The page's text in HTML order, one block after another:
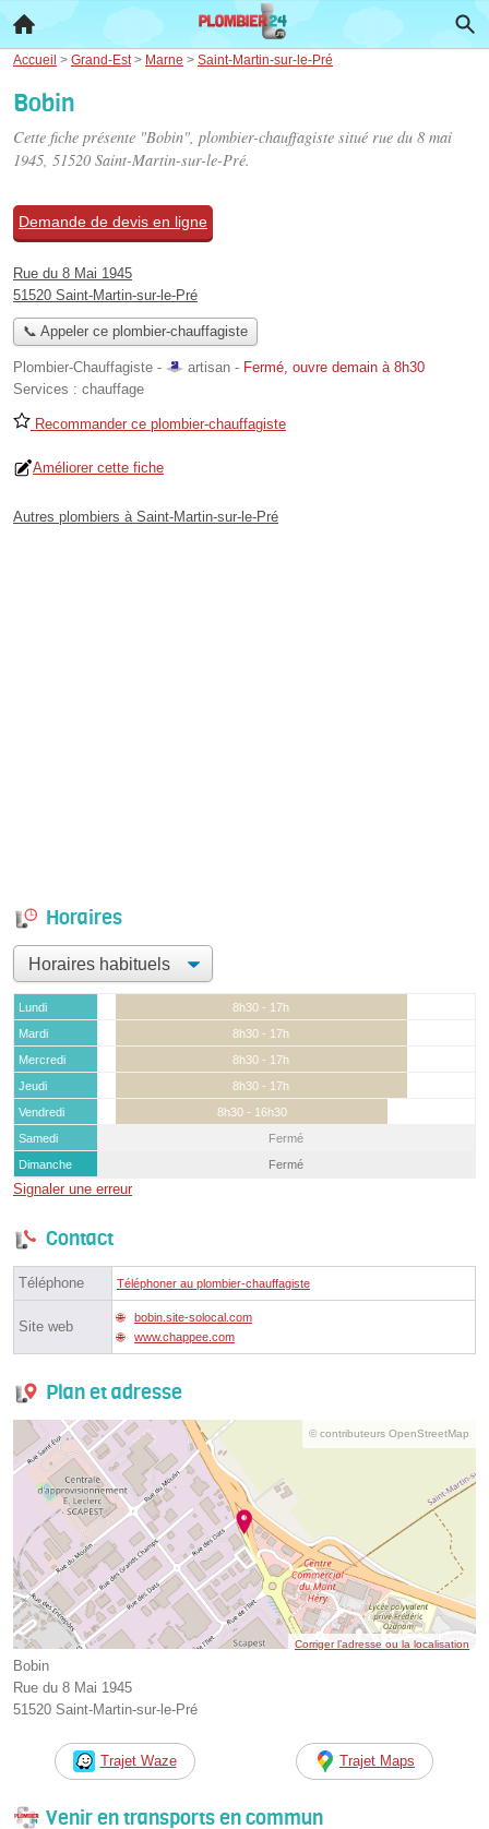
Accueil > Grand-Est > Marne > Saint-Martin-sur-le-Pré
Bobin
Cette fiche présente "Bobin", plombier-chauffagiste situé rue du 8 mai
1945, 51520 Saint-Martin-sur-le-Pré.
Demande de devis en ligne
Rue du 8 Mai 1945
51520 Saint-Martin-sur-le-Pré
📞 Appeler ce plombier-chauffagiste
Plombier-Chauffagiste - artisan - Fermé, ouvre demain à 8h30
Services : chauffage
Recommander ce plombier-chauffagiste
Améliorer cette fiche
Autres plombiers à Saint-Martin-sur-le-Pré
Horaires
Lundi
8h30 - 17h
Mardi
8h30 - 17h
Mercredi
8h30 - 17h
Jeudi
8h30 - 17h
Vendredi
8h30 - 16h30
Samedi
Fermé
Dimanche
Fermé
Signaler une erreur
Contact
Téléphone Téléphoner au plombier-chauffagiste
Site web
bobin.site-solocal.com
www.chappee.com
Plan et adresse
© contributeurs OpenStreetMap
Corriger l’adresse ou la localisation
Bobin
Rue du 8 Mai 1945
51520 Saint-Martin-sur-le-Pré
Trajet Waze Trajet Maps
Venir en transports en commun